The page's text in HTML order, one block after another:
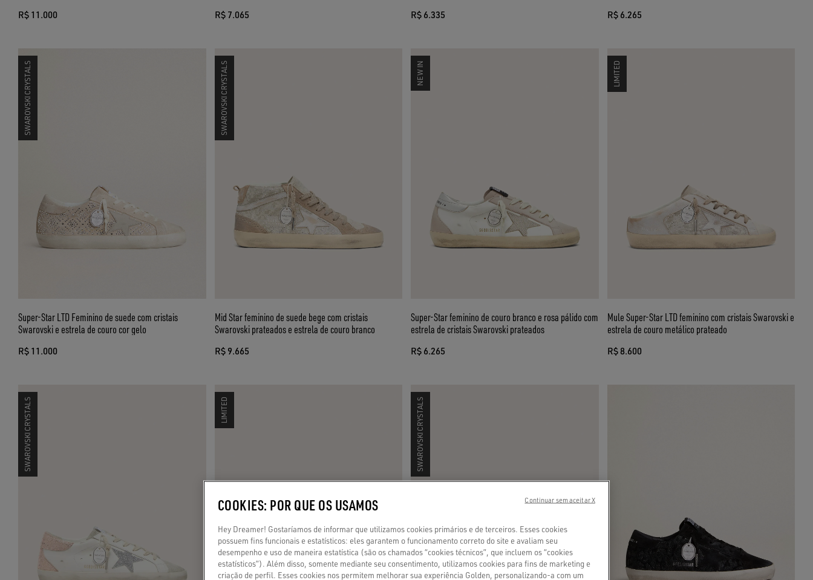
R$ 11.000 R$ 7.065 R$ 6.335 R$ 6.265
SWAROVSKI CRYSTALS
Super-Star LTD Feminino de suede com cristais
Swarovski e estrela de couro cor gelo
R$ 11.000
SWAROVSKI CRYSTALS
Mid Star feminino de suede bege com cristais
Swarovski prateados e estrela de couro branco
R$ 9.665
NEW IN
Super-Star feminino de couro branco e rosa pálido com
estrela de cristais Swarovski prateados
R$ 6.265
LIMITED
Mule Super-Star LTD feminino com cristais Swarovski e
estrela de couro metálico prateado
R$ 8.600
SWAROVSKI CRYSTALS LIMITED SWAROVSKI CRYSTALS
COOKIES: POR QUE OS USAMOS
Hey Dreamer! Gostaríamos de informar que utilizamos cookies primários e de terceiros. Esses cookies
possuem fins funcionais e estatísticos: eles garantem o funcionamento correto do site e avaliam seu
desempenho e uso de maneira estatística (são os chamados “cookies técnicos”, que incluem os “cookies
estatísticos”). Além disso, somente mediante seu consentimento, utilizamos cookies para fins de marketing e
criação de perfil. Esses cookies nos permitem melhorar sua experiência Golden, personalizando-a com um
Continuar sem aceitar X